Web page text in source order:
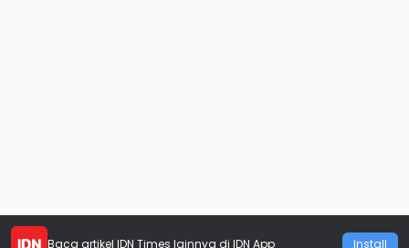
Baca artikel IDN Times lainnya di IDN App Install